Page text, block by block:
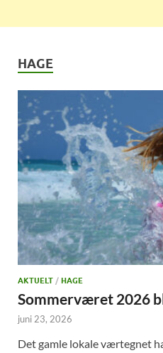
HAGE
AKTUELT / HAGE
Sommerværet 2026
juni 23, 2026
Det gamle lokale værtegnet